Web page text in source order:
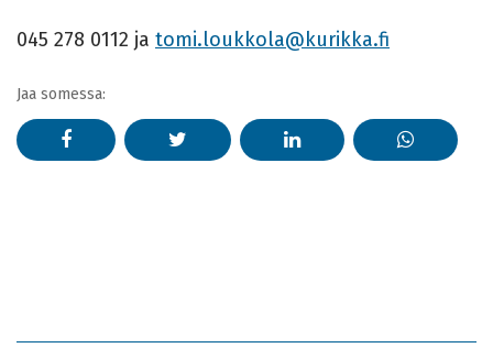
045 278 0112 ja tomi.loukkola@kurikka.fi
Jaa somessa: